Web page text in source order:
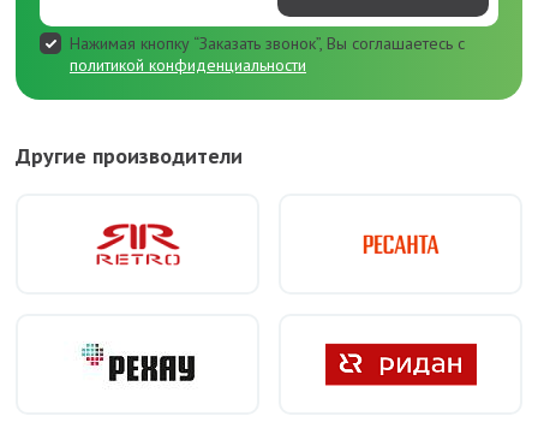
Нажимая кнопку “Заказать звонок”, Вы соглашаетесь с
политикой конфиденциальности
Другие производители